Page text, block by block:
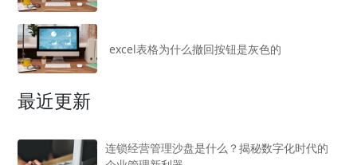
excel表格为什么撤回按钮是灰色的
最近更新
连锁经营管理沙盘是什么？揭秘数字化时代的